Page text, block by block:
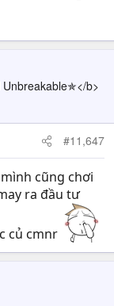
b>
#11,647
cũng chơi
ra đầu tư
củ cmnr